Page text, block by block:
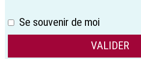
Se souvenir de moi